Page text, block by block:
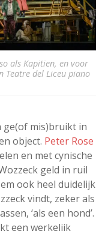
als Kapitien, en voor
Teatre del Liceu piano
ge(of mis)bruikt in
object. Peter Rose
en met cynische
geld in ruil
ook heel duidelijk
vindt, zeker als
‘als een hond’.
een werkelijk